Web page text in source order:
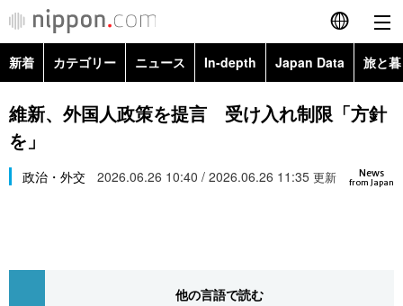
English
简体字
カテゴリー
経済・ビジネス
トップ
In-depth
新着 カテゴリー ニュース In-depth Japan Data 旅と
政治・外交
経済・ビジネス
Topics
維新、外国人政策を提言 受け入れ制限「方針
を」
News
from Japan
政治・外交 2026.06.26 10:40 / 2026.06.26 11:35 更新
他の言語で読む